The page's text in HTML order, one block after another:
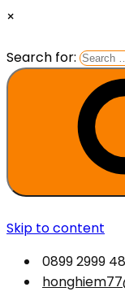
×
Search for:
Skip to content
0899 2999 48